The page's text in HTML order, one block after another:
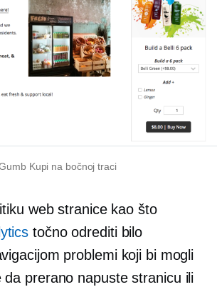
Kupi na bočnoj traci
web stranice kao što
točno odrediti bilo
problemi koji bi mogli
da prerano napuste stranicu ili